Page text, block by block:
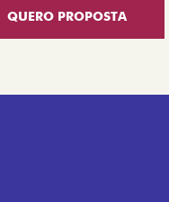
QUERO PROPOSTA